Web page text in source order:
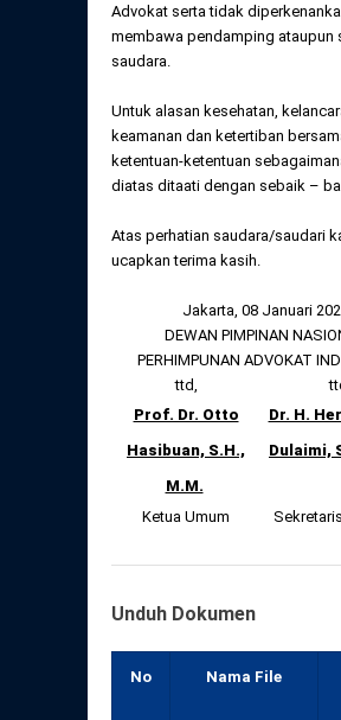
Advokat serta tidak
membawa pendamping ataupun
saudara.
Untuk alasan kesehatan,
keamanan dan ketertiban
ketentuan-ketentuan
diatas ditaati dengan sebaik –
Atas perhatian saudara/saudari
ucapkan terima kasih.
Jakarta, 08 Januari
DEWAN PIMPINAN
PERHIMPUNAN ADVOKAT
ttd,
Prof. Dr. Otto
Hasibuan, S.H.,
M.M.
Dr. H.
Dulaimi,
Ketua Umum
Unduh Dokumen
No Nama File